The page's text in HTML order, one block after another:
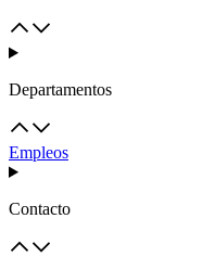
Departamentos
Empleos
Contacto